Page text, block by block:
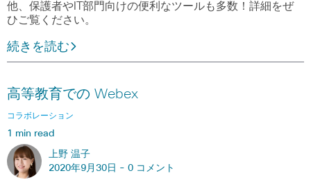
他、保護者やIT部門向けの便利なツールも多数！詳細をぜ
ひご覧ください。
続きを読む
高等教育での Webex
コラボレーション
1 min read
上野 温子
2020年9月30日 - 0 コメント